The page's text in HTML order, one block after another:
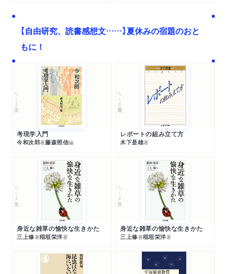
【自由研究、読書感想文……】夏休みの宿題のおと
もに！
ちくま文庫
考現学入門
今和次郎著藤森照信編
ちくま学芸文庫
レポートの組み立て方
木下是雄著
ちくま文庫
身近な雑草の愉快な生きかた
三上修著稲垣栄洋著
ちくま文庫
身近な雑草の愉快な生きかた
三上修著稲垣栄洋著